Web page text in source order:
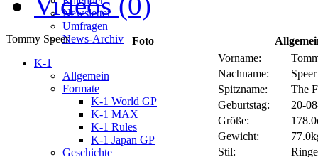
Newsletter
Umfragen
News-Archiv
K-1
Allgemein
Formate
K-1 World GP
K-1 MAX
K-1 Rules
K-1 Japan GP
Geschichte
Tommy Speer Foto
Vorname:
Nachname:
Speer
Spitzname:
The
Geburtstag:
20-
Größe:
Gewicht:
Stil: